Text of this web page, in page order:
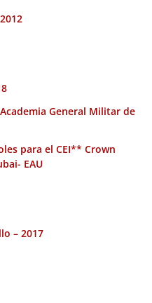
General Militar de
para el CEI** Crown
EAU
– 2017